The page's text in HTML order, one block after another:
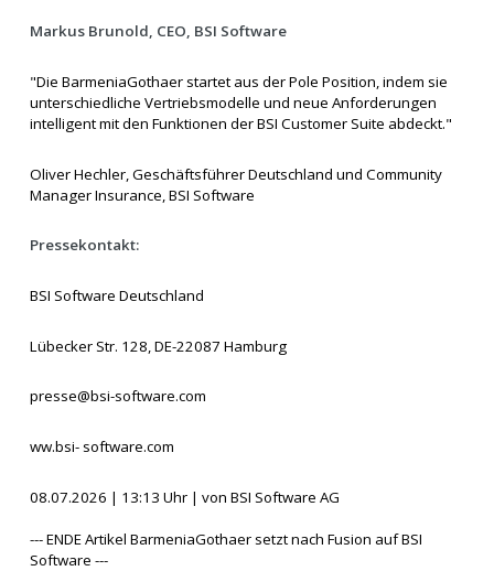
Markus Brunold, CEO, BSI Software
"Die BarmeniaGothaer startet aus der Pole Position, indem sie
unterschiedliche Vertriebsmodelle und neue Anforderungen
intelligent mit den Funktionen der BSI Customer Suite abdeckt."
Oliver Hechler, Geschäftsführer Deutschland und Community
Manager Insurance, BSI Software
Pressekontakt:
BSI Software Deutschland
Lübecker Str. 128, DE-22087 Hamburg
presse@bsi-software.com
ww.bsi- software.com
08.07.2026 | 13:13 Uhr | von BSI Software AG
--- ENDE Artikel BarmeniaGothaer setzt nach Fusion auf BSI
Software ---